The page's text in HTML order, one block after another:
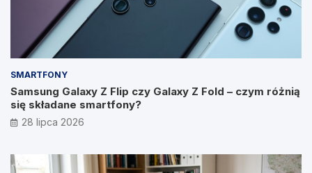
SMARTFONY
Samsung Galaxy Z Flip czy Galaxy Z Fold – czym różnią
się składane smartfony?
28 lipca 2026